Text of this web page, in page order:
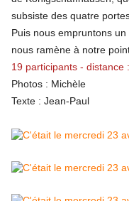
subsiste des quatre
Puis nous empruntons
nous ramène à notre
19 participants - distance
Photos : Michèle
Texte : Jean-Paul